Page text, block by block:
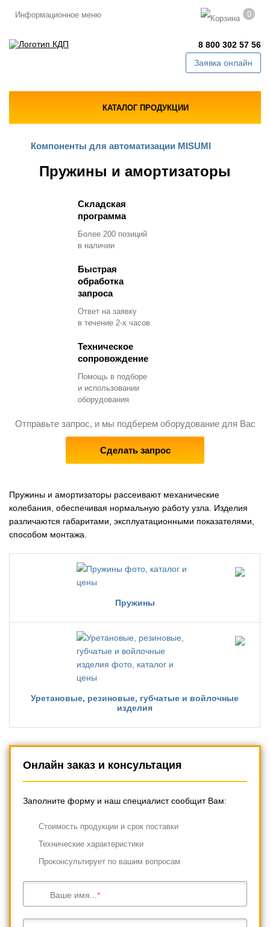
Информационное меню 0
8 800 302 57 56
Заявка онлайн
КАТАЛОГ ПРОДУКЦИИ
Компоненты для автоматизации MISUMI
Пружины и амортизаторы
Складская
программа
Более 200 позиций
в наличии
Быстрая
обработка
запроса
Ответ на заявку
в течение 2-х часов
Техническое
сопровождение
Помощь в подборе
и использовании
оборудования
Отправьте запрос, и мы подберем оборудование для Вас
Сделать запрос
Пружины и амортизаторы рассеивают механические
колебания, обеспечивая нормальную работу узла. Изделия
различаются габаритами, эксплуатационными показателями,
способом монтажа.
Пружины
Уретановые, резиновые, губчатые и войлочные
изделия
Онлайн заказ и консультация
Заполните форму и наш специалист сообщит Вам:
Cтоимость продукции и срок поставки
Технические характеристики
Проконсультирует по вашим вопросам
Ваше имя...